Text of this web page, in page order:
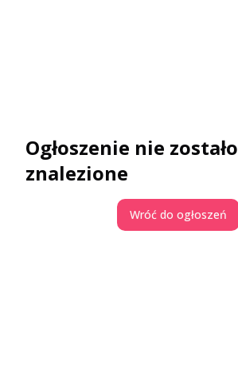
Ogłoszenie nie zostało
znalezione
Wróć do ogłoszeń